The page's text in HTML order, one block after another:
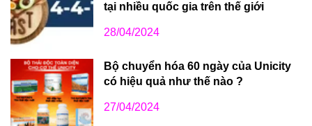
tại nhiều quốc gia trên thế giới
28/04/2024
Bộ chuyển hóa 60 ngày của Unicity
có hiệu quả như thế nào ?
27/04/2024